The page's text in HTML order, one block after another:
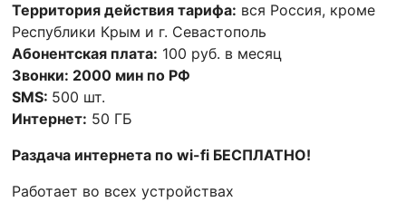
Территория действия тарифа: вся Россия, кроме
Республики Крым и г. Севастополь
Абонентская плата: 100 руб. в месяц
Звонки: 2000 мин по РФ
SMS: 500 шт.
Интернет: 50 ГБ
Раздача интернета по wi-fi БЕСПЛАТНО!
Работает во всех устройствах